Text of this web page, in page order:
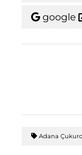
google
Adana